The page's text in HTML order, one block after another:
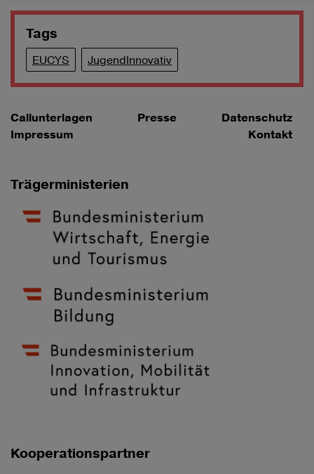
Tags
EUCYS JugendInnovativ
Callunterlagen Presse
Datenschutz
Impressum
Kontakt
Trägerministerien
Kooperationspartner